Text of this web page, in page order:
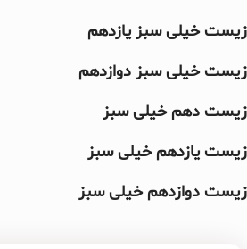
زیست خیلی سبز یازدهم
زیست خیلی سبز دوازدهم
زیست دهم خیلی سبز
زیست یازدهم خیلی سبز
زیست دوازدهم خیلی سبز